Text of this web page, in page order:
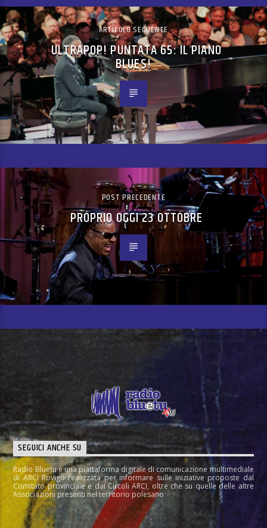
ARTICOLO SEGUENTE
ULTRAPOP! PUNTATA 65: IL PIANO
BLUES!
POST PRECEDENTE
PROPRIO OGGI 23 OTTOBRE
SEGUICI ANCHE SU
Radio Bluetu è una piattaforma digitale di comunicazione multimediale
di ARCI Rovigo realizzata per informare sulle iniziative proposte dal
Comitato provinciale e dai Circoli ARCI, oltre che su quelle delle altre
Associazioni presenti nel territorio polesano